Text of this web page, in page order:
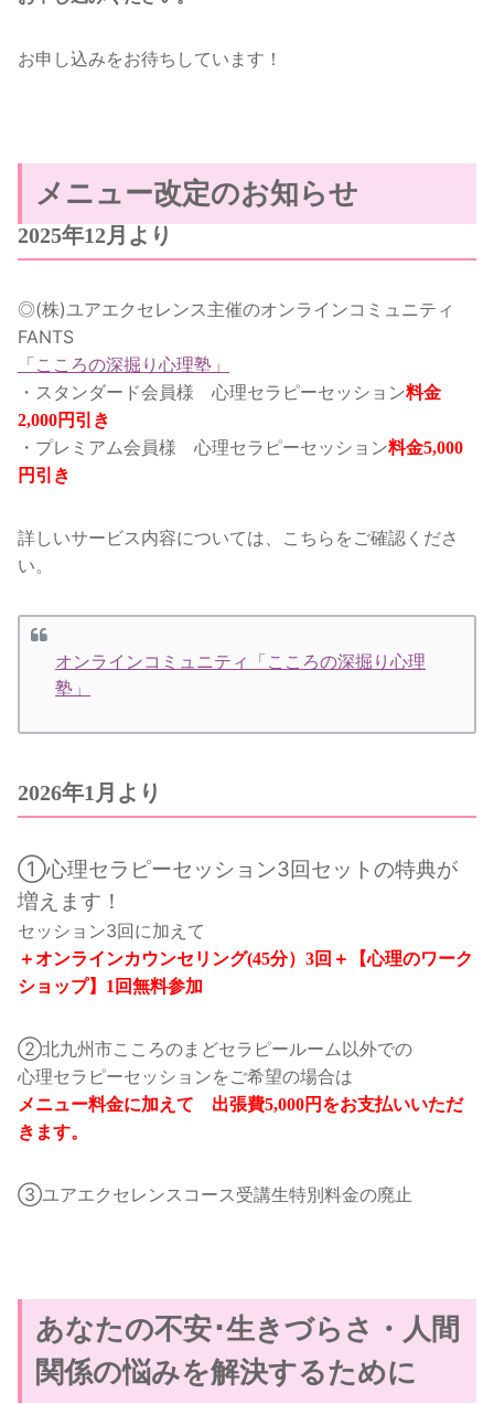
お申し込みをお待ちしています！
メニュー改定のお知らせ
2025年12月より
◎(株)ユアエクセレンス主催のオンラインコミュニティ
FANTS
「こころの深掘り心理塾」
・スタンダード会員様 心理セラピーセッション料金
2,000円引き
・プレミアム会員様 心理セラピーセッション料金5,000
円引き
詳しいサービス内容については、こちらをご確認くださ
い。
オンラインコミュニティ「こころの深掘り心理
塾」
2026年1月より
①心理セラピーセッション3回セットの特典が
増えます！
セッション3回に加えて
＋オンラインカウンセリング(45分）3回＋【心理のワーク
ショップ】1回無料参加
②北九州市こころのまどセラピールーム以外での
心理セラピーセッションをご希望の場合は
メニュー料金に加えて 出張費5,000円をお支払いいただ
きます。
③ユアエクセレンスコース受講生特別料金の廃止
あなたの不安･生きづらさ・人間
関係の悩みを解決するために